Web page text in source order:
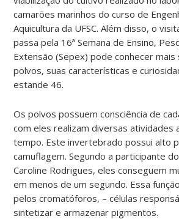
camarões marinhos do curso de
Aquicultura da UFSC. Além disso, o
passa pela 16ª Semana de Ensino,
Extensão (Sepex) pode conhecer mais
polvos, suas características e
estande 46.
Os polvos possuem consciência de
com eles realizam diversas atividades
tempo. Este invertebrado possui alto
camuflagem. Segundo a participante
Caroline Rodrigues, eles conseguem
em menos de um segundo. Essa
pelos cromatóforos, – células
sintetizar e armazenar pigmentos.